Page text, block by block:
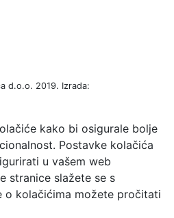
d.o.o. 2019. Izrada:
kako bi osigurale bolje
Postavke kolačića
u vašem web
stranice slažete se s
o kolačićima možete pročitati